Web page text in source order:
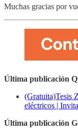
Muchas gracias por
Última publicación
(Gratuita)Tesis
eléctricos |
Última publicación